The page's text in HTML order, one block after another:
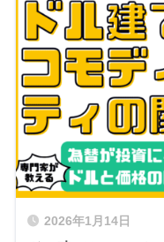
2026年1月14日